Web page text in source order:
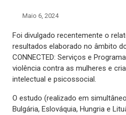
Maio 6, 2024
Foi divulgado recentemente o
resultados elaborado no âmbito
CONNECTED: Serviços e
violência contra as mulheres e
intelectual e psicossocial.
O estudo (realizado em
Bulgária, Eslováquia, Hungria e